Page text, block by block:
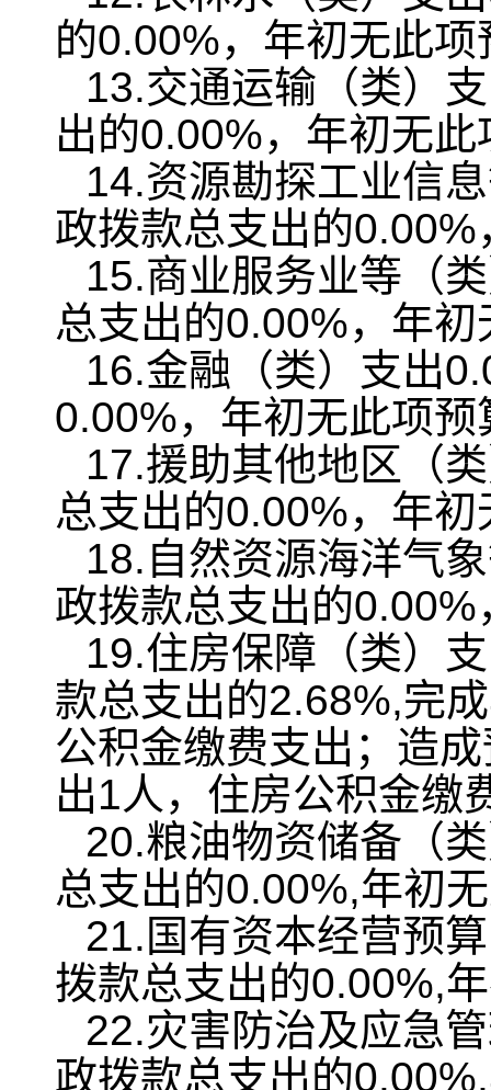
的0.00%，年初无此项
13.交通运输（类）
出的0.00%，年初无此
14.资源勘探工业信
政拨款总支出的
15.商业服务业等（
总支出的0.00%，年
16.金融（类）支出
0.00%，年初无此项预
17.援助其他地区（
总支出的0.00%，年
18.自然资源海洋气
政拨款总支出的
19.住房保障（类）
款总支出的2.68%,完
公积金缴费支出；造
出1人，住房公积金缴
20.粮油物资储备（
总支出的0.00%,年初
21.国有资本经营预
拨款总支出的0.00%,
22.灾害防治及应急
政拨款总支出的